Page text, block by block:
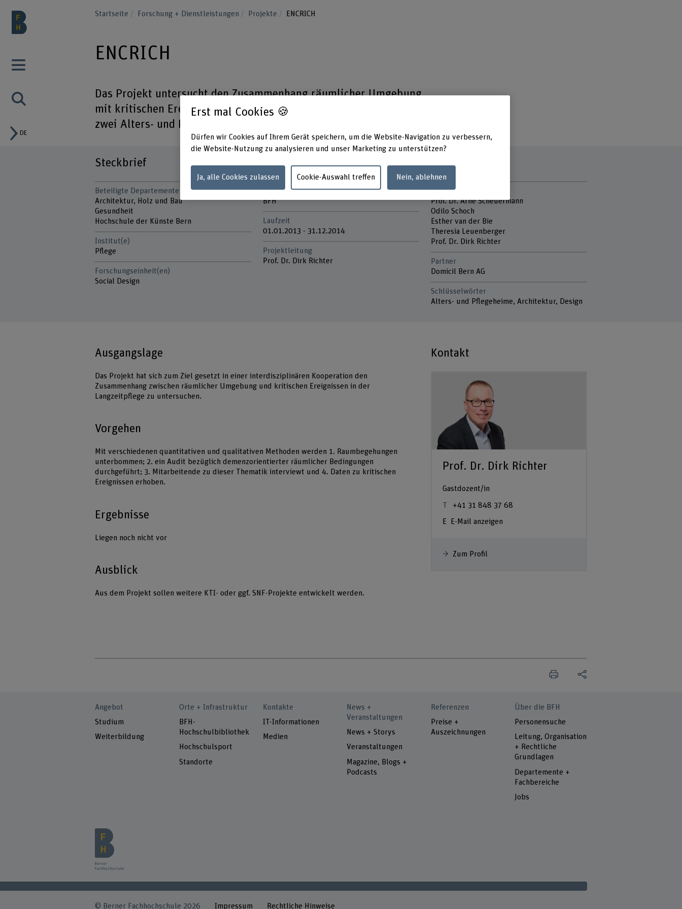
DE
Startseite Forschung + Dienstleistungen Projekte ENCRICH
ENCRICH
Das Projekt untersucht den Zusammenhang räumlicher Umgebung
mit kritischen Ereignissen (Sturz, Aggression, Verwirrtheit) in
zwei Alters- und Pflegeheimen.
Steckbrief
Beteiligte Departemente
Architektur, Holz und Bau
Gesundheit
Hochschule der Künste Bern
Institut(e)
Pflege
Forschungseinheit(en)
Social Design
Förderorganisation
BFH
Laufzeit
01.01.2013 - 31.12.2014
Projektleitung
Prof. Dr. Dirk Richter
Projektmitarbeitende
Prof. Dr. Arne Scheuermann
Odilo Schoch
Esther van der Bie
Theresia Leuenberger
Prof. Dr. Dirk Richter
Partner
Domicil Bern AG
Schlüsselwörter
Alters- und Pflegeheime, Architektur, Design
Ausgangslage
Das Projekt hat sich zum Ziel gesetzt in einer interdisziplinären Kooperation den
Zusammenhang zwischen räumlicher Umgebung und kritischen Ereignissen in der
Langzeitpflege zu untersuchen.
Vorgehen
Mit verschiedenen quantitativen und qualitativen Methoden werden 1. Raumbegehungen
unterbommen; 2. ein Audit bezüglich demenzorientierter räumlicher Bedingungen
durchgeführt; 3. Mitarbeitende zu dieser Thematik interviewt und 4. Daten zu kritischen
Ereignissen erhoben.
Ergebnisse
Liegen noch nicht vor
Ausblick
Aus dem Projekt sollen weitere KTI- oder ggf. SNF-Projekte entwickelt werden.
Kontakt
Prof. Dr. Dirk Richter
Gastdozent/in
+41 31 848 37 68
E-Mail anzeigen
Zum Profil
Angebot
Studium
Weiterbildung
Orte + Infrastruktur
BFH-
Hochschulbibliothek
Hochschulsport
Standorte
Kontakte
IT-Informationen
Medien
News +
Veranstaltungen
News + Storys
Veranstaltungen
Magazine, Blogs +
Podcasts
Referenzen
Preise +
Auszeichnungen
Über die BFH
Personensuche
Leitung, Organisation
+ Rechtliche
Grundlagen
Departemente +
Fachbereiche
Jobs
© Berner Fachhochschule 2026 Impressum Rechtliche Hinweise
Erst mal Cookies 🍪
Dürfen wir Cookies auf Ihrem Gerät speichern, um die Website-Navigation zu verbessern,
die Website-Nutzung zu analysieren und unser Marketing zu unterstützen?
Ja, alle Cookies zulassen Cookie-Auswahl treffen Nein, ablehnen